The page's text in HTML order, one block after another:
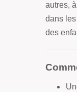
autres,
dans
des